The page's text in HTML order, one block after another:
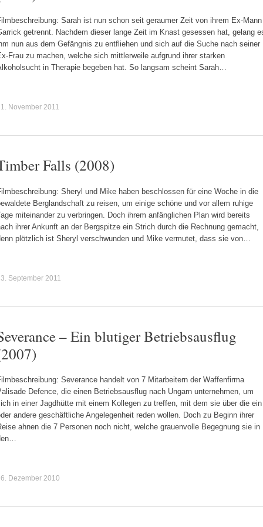
Sarah ist nun schon seit geraumer Zeit von ihrem Ex-Mann
getrennt. Nachdem dieser lange Zeit im Knast gesessen hat, gelang
nun aus dem Gefängnis zu entfliehen und sich auf die Suche nach seiner
Frau zu machen, welche sich mittlerweile aufgrund ihrer starken
in Therapie begeben hat. So langsam scheint Sarah…
November 2011
Falls (2008)
Sheryl und Mike haben beschlossen für eine Woche in die
Berglandschaft zu reisen, um einige schöne und vor allem ruhige
miteinander zu verbringen. Doch ihrem anfänglichen Plan wird bereits
ihrer Ankunft an der Bergspitze ein Strich durch die Rechnung gemacht,
plötzlich ist Sheryl verschwunden und Mike vermutet, dass sie von…
September 2011
– Ein blutiger Betriebsausflug
Severance handelt von 7 Mitarbeitern der Waffenfirma
Defence, die einen Betriebsausflug nach Ungarn unternehmen, um
in einer Jagdhütte mit einem Kollegen zu treffen, mit dem sie über die ein
andere geschäftliche Angelegenheit reden wollen. Doch zu Beginn ihrer
ahnen die 7 Personen noch nicht, welche grauenvolle Begegnung sie in
Dezember 2010